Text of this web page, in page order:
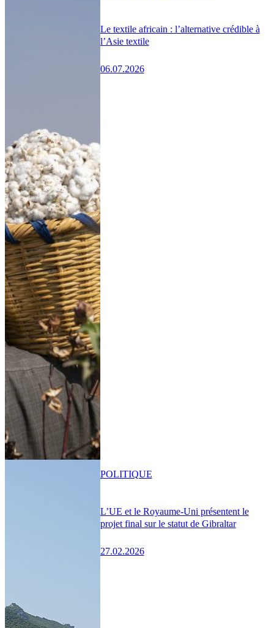
Le textile africain : l’alternative crédible à
l’Asie textile
06.07.2026
L’UE et le Royaume-Uni présentent le
projet final sur le statut de Gibraltar
27.02.2026
POLITIQUE